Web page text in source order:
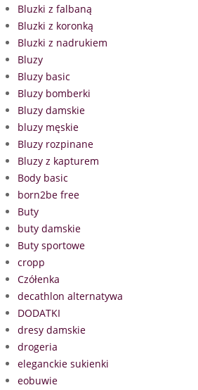
Bluzki z falbaną
Bluzki z koronką
Bluzki z nadrukiem
Bluzy
Bluzy basic
Bluzy bomberki
Bluzy damskie
bluzy męskie
Bluzy rozpinane
Bluzy z kapturem
Body basic
born2be free
Buty
buty damskie
Buty sportowe
cropp
Czółenka
decathlon alternatywa
DODATKI
dresy damskie
drogeria
eleganckie sukienki
eobuwie